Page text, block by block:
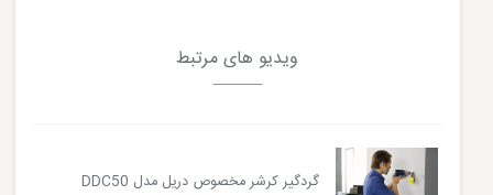
ویدیو های مرتبط
گردگیر کرشر مخصوص دریل مدل DDC50